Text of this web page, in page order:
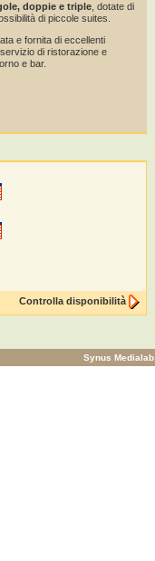
doppie e triple , dotate di
di piccole suites.
e fornita di eccellenti
di ristorazione e
e bar.
Controlla disponibilità
Synus Medialab